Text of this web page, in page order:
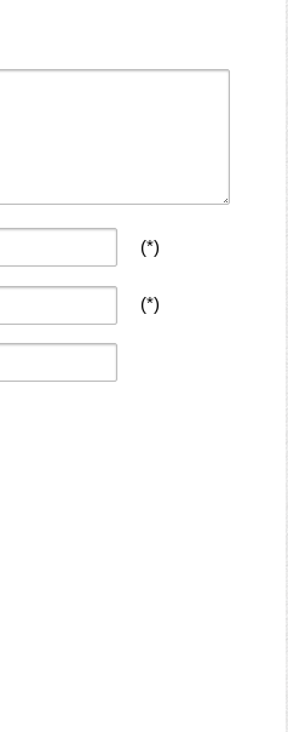
(*)
(*)